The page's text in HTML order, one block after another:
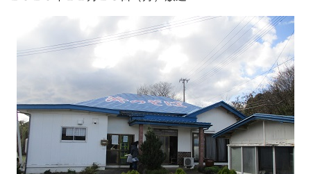
ce
b
o
o
k
e
n
a
ck
et
e
er
es